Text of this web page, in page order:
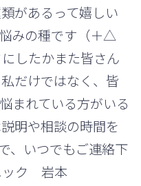
があるって嬉しい
みの種です（＋△
したかまた皆さん
だけではなく、皆
まれている方がいる
明や相談の時間を
、いつでもご連絡下
ック 岩本